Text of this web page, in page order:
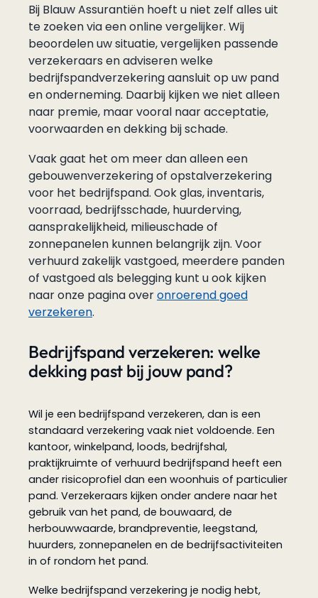
Bij Blauw Assurantiën hoeft u niet zelf alles uit
te zoeken via een online vergelijker. Wij
beoordelen uw situatie, vergelijken passende
verzekeraars en adviseren welke
bedrijfspandverzekering aansluit op uw pand
en onderneming. Daarbij kijken we niet alleen
naar premie, maar vooral naar acceptatie,
voorwaarden en dekking bij schade.
Vaak gaat het om meer dan alleen een
gebouwenverzekering of opstalverzekering
voor het bedrijfspand. Ook glas, inventaris,
voorraad, bedrijfsschade, huurderving,
aansprakelijkheid, milieuschade of
zonnepanelen kunnen belangrijk zijn. Voor
verhuurd zakelijk vastgoed, meerdere panden
of vastgoed als belegging kunt u ook kijken
naar onze pagina overonroerend goed
verzekeren.
Bedrijfspand verzekeren: welke
dekking past bij jouw pand?
Wil je een bedrijfspand verzekeren, dan is een
standaard verzekering vaak niet voldoende. Een
kantoor, winkelpand, loods, bedrijfshal,
praktijkruimte of verhuurd bedrijfspand heeft een
ander risicoprofiel dan een woonhuis of particulier
pand. Verzekeraars kijken onder andere naar het
gebruik van het pand, de bouwaard, de
herbouwwaarde, brandpreventie, leegstand,
huurders, zonnepanelen en de bedrijfsactiviteiten
in of rondom het pand.
Welke bedrijfspand verzekering je nodig hebt,